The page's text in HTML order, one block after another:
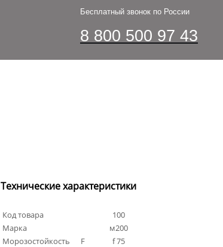
Бесплатный звонок по России
8 800 500 97 43
Технические характеристики
Код товара
100
Марка
м200
Морозостойкость
F
f 75